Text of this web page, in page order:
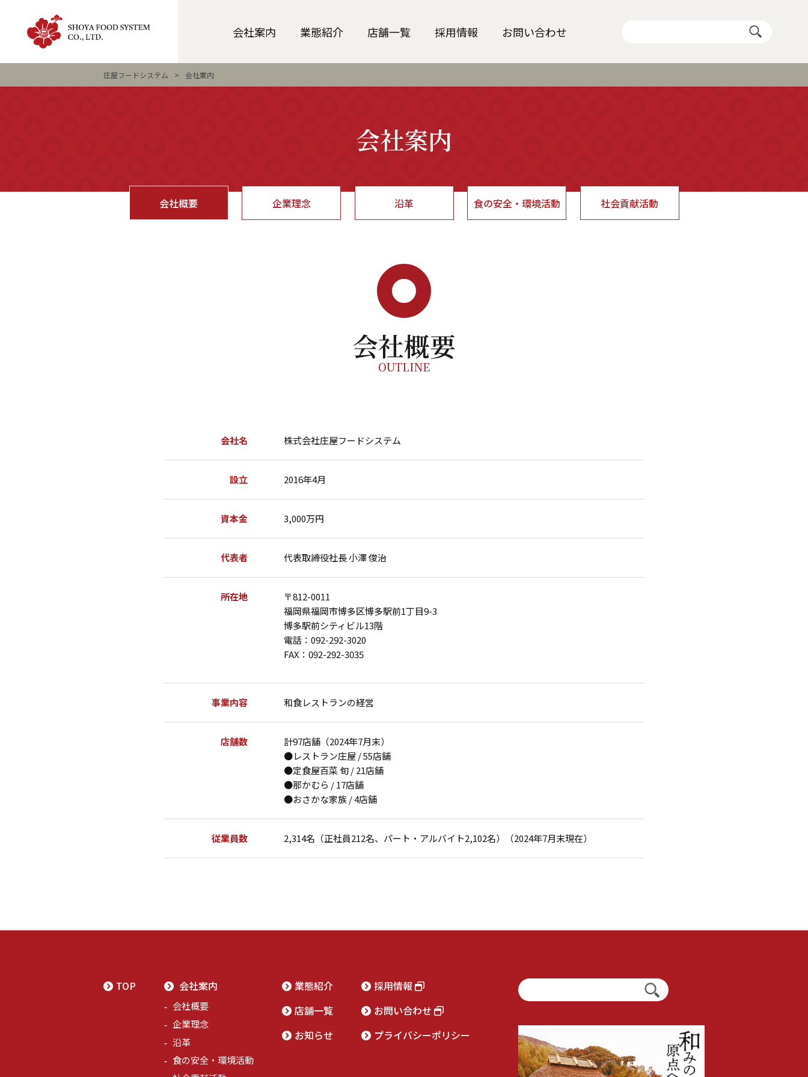
会社案内 業態紹介 店舗一覧 採用情報 お問い合わせ
庄屋フードシステム > 会社案内
会社案内
会社概要 企業理念 沿革 食の安全・環境活動 社会貢献活動
会社概要
OUTLINE
会社名 株式会社庄屋フードシステム
設立 2016年4月
資本金 3,000万円
代表者 代表取締役社長 小澤 俊治
所在地
〒812-0011
福岡県福岡市博多区博多駅前1丁目9-3
博多駅前シティビル13階
電話：092-292-3020
FAX：092-292-3035
事業内容 和食レストランの経営
店舗数
計97店舗（2024年7月末）
●レストラン庄屋 / 55店舗
●定食屋百菜 旬 / 21店舗
●那かむら / 17店舗
●おさかな家族 / 4店舗
従業員数 2,314名（正社員212名、パート・アルバイト2,102名）（2024年7月末現在）
TOP 会社案内
会社概要
企業理念
沿革
食の安全・環境活動
業態紹介
店舗一覧
お知らせ
採用情報
お問い合わせ
プライバシーポリシー